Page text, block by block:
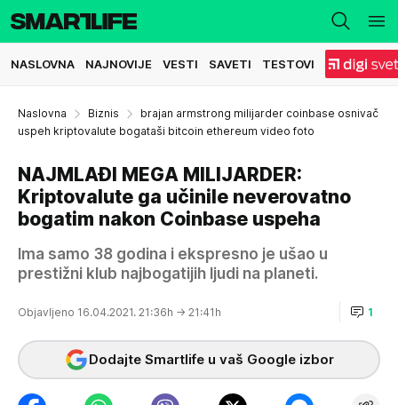
NASLOVNA NAJNOVIJE VESTI SAVETI TESTOVI
Naslovna Biznis
brajan armstrong milijarder coinbase osnivač
uspeh kriptovalute bogataši bitcoin ethereum video foto
NAJMLAĐI MEGA MILIJARDER:
Kriptovalute ga učinile neverovatno
bogatim nakon Coinbase uspeha
Ima samo 38 godina i ekspresno je ušao u
prestižni klub najbogatijih ljudi na planeti.
Objavljeno 16.04.2021. 21:36h → 21:41h 1
Dodajte Smartlife u vaš Google izbor